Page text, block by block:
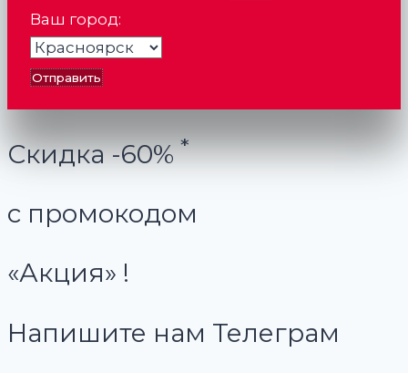
Ваш город:
Отправить
Скидка -60%*
с промокодом
«Акция» !
Напишите нам Телеграм